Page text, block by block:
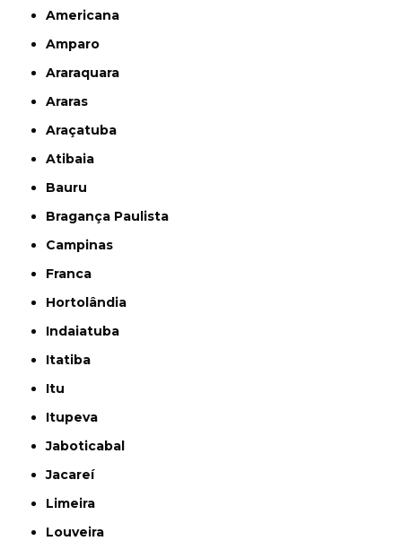
Americana
Amparo
Araraquara
Araras
Araçatuba
Atibaia
Bauru
Bragança Paulista
Campinas
Franca
Hortolândia
Indaiatuba
Itatiba
Itu
Itupeva
Jaboticabal
Jacareí
Limeira
Louveira